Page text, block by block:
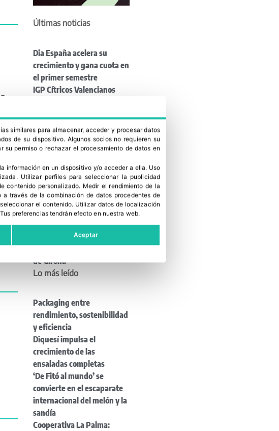
Últimas noticias
Dia España acelera su
crecimiento y gana cuota en
el primer semestre
IGP Cítricos Valencianos
Patatas Meléndez
reivindica el papel de la
mujer en el campo
ALDI supera las 4.280
toneladas de fruta de hueso
para el verano
Un nuevo estudio de Kantar
confirma la sólida posición
de Fyffes en Irlanda
David Casadellà, nuevo
presidente de la IGP Poma
de Girona
Lo más leído
Packaging entre
rendimiento, sostenibilidad
y eficiencia
Diquesí impulsa el
crecimiento de las
ensaladas completas
‘De Fitó al mundo’ se
convierte en el escaparate
internacional del melón y la
sandía
Cooperativa La Palma:
similares para almacenar, acceder y procesar datos
de su dispositivo. Algunos socios no requieren su
su permiso o rechazar el procesamiento de datos en
información en un dispositivo y/o acceder a ella. Uso
. Utilizar perfiles para seleccionar la publicidad
contenido personalizado. Medir el rendimiento de la
través de la combinación de datos procedentes de
el contenido. Utilizar datos de localización
Tus preferencias tendrán efecto en nuestra web.
Aceptar